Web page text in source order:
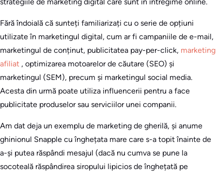
Fără îndoială că sunteți familiarizați cu o serie de opțiuni
utilizate în marketingul digital, cum ar fi campaniile de e-mail,
marketingul de conținut, publicitatea pay-per-click, marketing
afiliat , optimizarea motoarelor de căutare (SEO) și
marketingul (SEM), precum și marketingul social media.
Acesta din urmă poate utiliza influencerii pentru a face
publicitate produselor sau serviciilor unei companii.
Am dat deja un exemplu de marketing de gherilă, și anume
ghinionul Snapple cu înghețata mare care s-a topit înainte de
a-și putea răspândi mesajul (dacă nu cumva se pune la
socoteală răspândirea siropului lipicios de înghețată pe